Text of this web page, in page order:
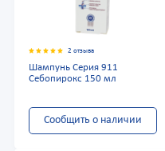
2 отзыва
Шампунь Серия 911
Себопирокс 150 мл
Сообщить о наличии